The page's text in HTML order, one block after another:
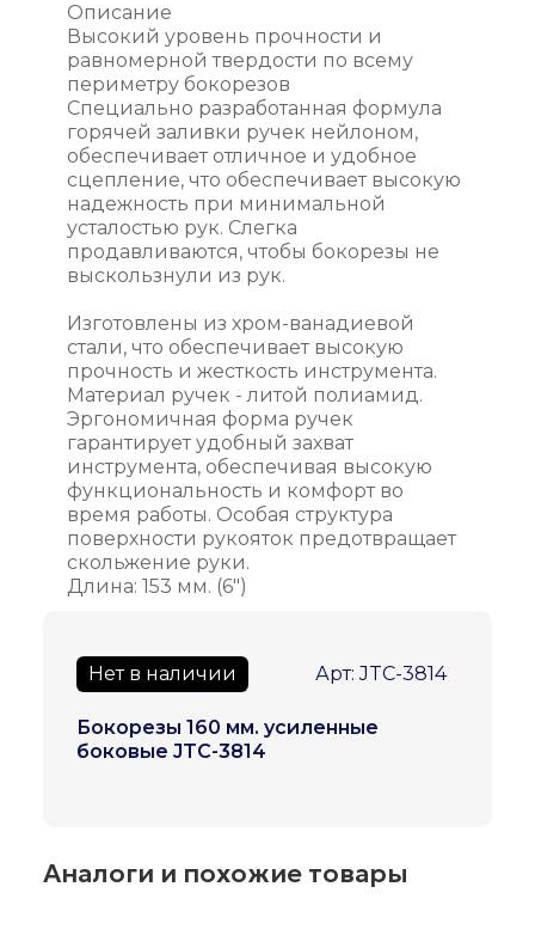
Описание
Высокий уровень прочности и
равномерной твердости по всему
периметру бокорезов
Специально разработанная формула
горячей заливки ручек нейлоном,
обеспечивает отличное и удобное
сцепление, что обеспечивает высокую
надежность при минимальной
усталостью рук. Слегка
продавливаются, чтобы бокорезы не
выскользнули из рук.
Изготовлены из хром-ванадиевой
стали, что обеспечивает высокую
прочность и жесткость инструмента.
Материал ручек - литой полиамид.
Эргономичная форма ручек
гарантирует удобный захват
инструмента, обеспечивая высокую
функциональность и комфорт во
время работы. Особая структура
поверхности рукояток предотвращает
скольжение руки.
Длина: 153 мм. (6")
Арт: JTC-3814
Нет в наличии
Бокорезы 160 мм. усиленные
боковые JTC-3814
Аналоги и похожие товары